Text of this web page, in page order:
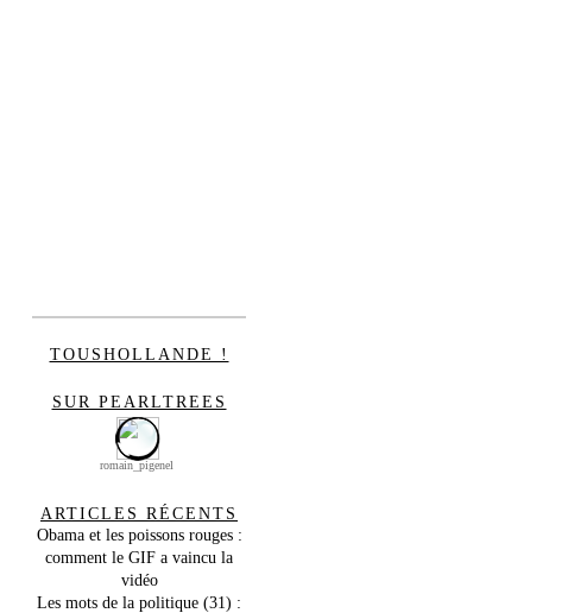
TOUSHOLLANDE !
SUR PEARLTREES
romain_pigenel
ARTICLES RÉCENTS
Obama et les poissons rouges :
comment le GIF a vaincu la
vidéo
Les mots de la politique (31) :